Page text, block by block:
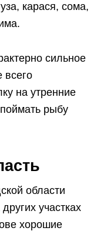
карася, сома,
сильное
всего
на утренние
рыбу
области
участках
хорошие